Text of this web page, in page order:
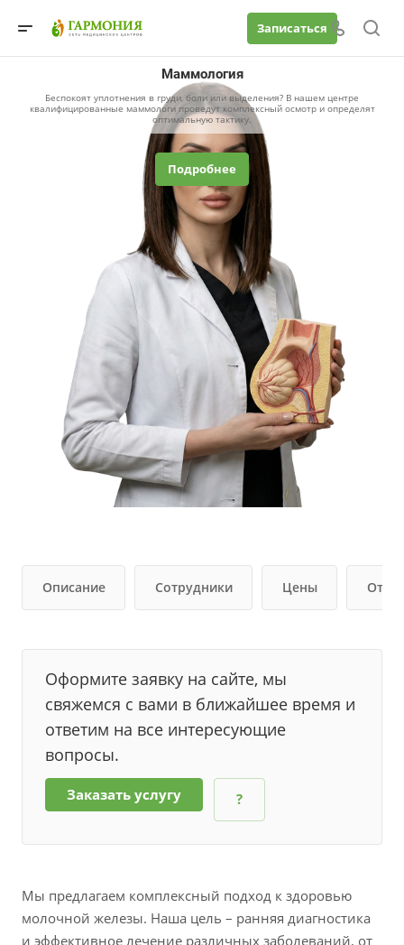
Записаться
Маммология
Беспокоят уплотнения в груди, боли или выделения? В нашем центре
квалифицированные маммологи проведут комплексный осмотр и определят
оптимальную тактику.
Подробнее
Описание Сотрудники Цены
Оформите заявку на сайте, мы
свяжемся с вами в ближайшее время и
ответим на все интересующие
вопросы.
Заказать услугу ?
Мы предлагаем комплексный подход к здоровью
молочной железы. Наша цель – ранняя диагностика
и эффективное лечение различных заболеваний, от